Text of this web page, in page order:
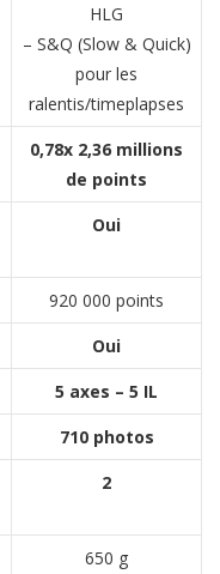
HLG
– S&Q (Slow & Quick)
pour les
ralentis/timeplapses
0,78x 2,36 millions
de points
Oui
920 000 points
Oui
5 axes – 5 IL
710 photos
2
650 g